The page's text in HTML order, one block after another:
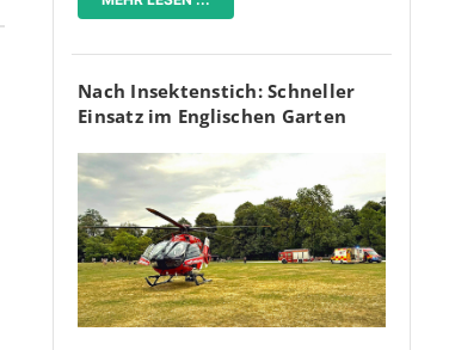
Nach Insektenstich: Schneller
Einsatz im Englischen Garten